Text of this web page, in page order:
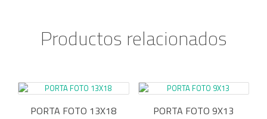
Productos relacionados
PORTA FOTO 13X18 PORTA FOTO 9X13